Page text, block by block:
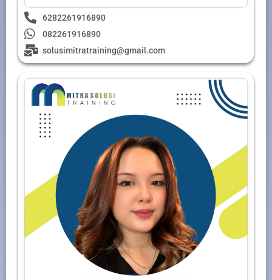
6282261916890
082261916890
solusimitratraining@gmail.com